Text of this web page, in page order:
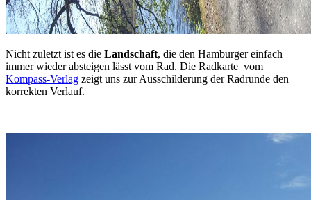
Nicht zuletzt ist es die Landschaft, die den Hamburger einfach
immer wieder absteigen lässt vom Rad. Die Radkarte vom
Kompass-Verlag zeigt uns zur Ausschilderung der Radrunde den
korrekten Verlauf.